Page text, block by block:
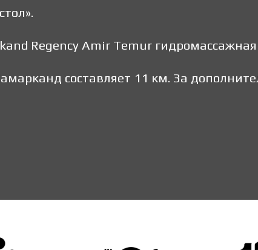
Regency Amir Temur
составляет 11 км. За